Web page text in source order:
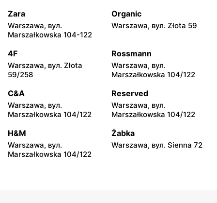
moje sklepy
Górki, вул. Górki 71
moje sklepy
Gumniska, вул. Gumniska
moje sklepy
Iwierzyce, вул. Iwierzyce
152A
moje sklepy
Tczew, вул. Franciszka
Żwirki 61
moje sklepy
Hyżne, вул. Hyżne 100
moje sklepy
Jarosław, вул. Pełkińska
147
moje sklepy
Niebylec, вул. Niebylec 139
moje sklepy
Opole, вул. Grudzicka 45
Zara
Warszawa, вул.
Marszałkowska 104-122
Organic
Warszawa, вул. Złota 59
4F
Warszawa, вул. Złota
59/258
Rossmann
Warszawa, вул.
Marszałkowska 104/122
C&A
Warszawa, вул.
Marszałkowska 104/122
Reserved
Warszawa, вул.
Marszałkowska 104/122
H&M
Warszawa, вул.
Marszałkowska 104/122
Żabka
Warszawa, вул. Sienna 72